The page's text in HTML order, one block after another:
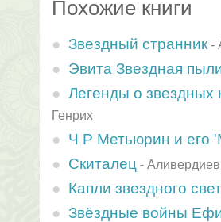
Похожие книги
Звездный странник -
Эвита Звездная
Легенды о звездных
Генрих
Ч Р Метьюрин и его
Скиталец -
Капли звездного
Звёздные войны